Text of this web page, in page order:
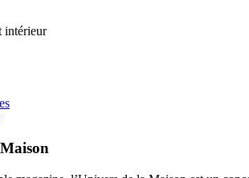
intérieur